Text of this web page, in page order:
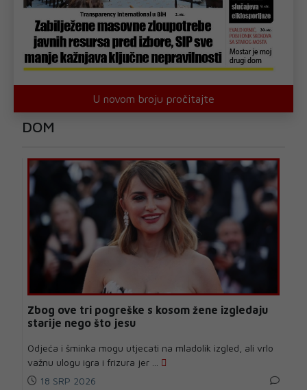
U novom broju pročitajte
DOM
Zbog ove tri pogreške s kosom žene izgledaju
starije nego što jesu
Odjeća i šminka mogu utjecati na mladolik izgled, ali vrlo
važnu ulogu igra i frizura jer ...
18 SRP 2026